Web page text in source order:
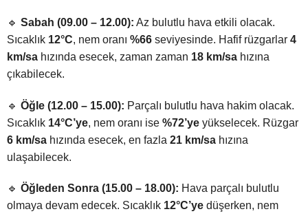
🔹 Sabah (09.00 – 12.00): Az bulutlu hava etkili olacak.
Sıcaklık 12°C, nem oranı %66 seviyesinde. Hafif rüzgarlar 4
km/sa hızında esecek, zaman zaman 18 km/sa hızına
çıkabilecek.
🔹 Öğle (12.00 – 15.00): Parçalı bulutlu hava hakim olacak.
Sıcaklık 14°C’ye, nem oranı ise %72’ye yükselecek. Rüzgar
6 km/sa hızında esecek, en fazla 21 km/sa hızına
ulaşabilecek.
🔹 Öğleden Sonra (15.00 – 18.00): Hava parçalı bulutlu
olmaya devam edecek. Sıcaklık 12°C’ye düşerken, nem